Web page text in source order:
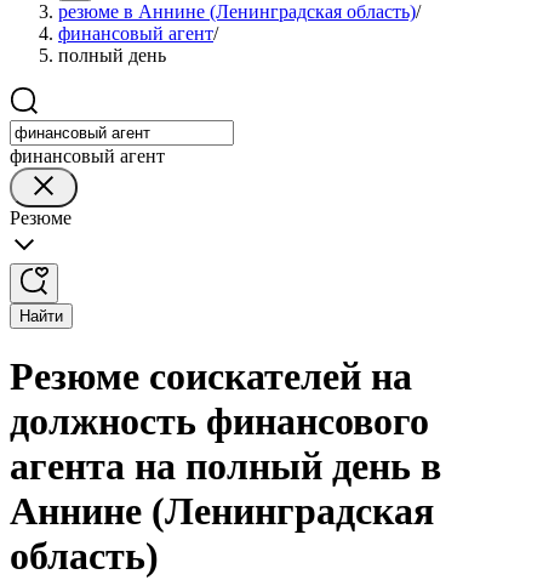
резюме в Аннине (Ленинградская область)/
финансовый агент/
полный день
финансовый агент
Резюме
Найти
Резюме соискателей на
должность финансового
агента на полный день в
Аннине (Ленинградская
область)